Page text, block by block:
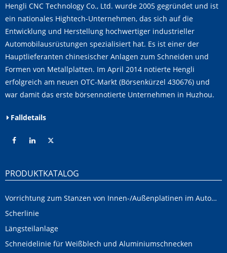
Hengli CNC Technology Co., Ltd. wurde 2005 gegründet und ist
ein nationales Hightech-Unternehmen, das sich auf die
Entwicklung und Herstellung hochwertiger industrieller
Automobilausrüstungen spezialisiert hat. Es ist einer der
Hauptlieferanten chinesischer Anlagen zum Schneiden und
Formen von Metallplatten. Im April 2014 notierte Hengli
erfolgreich am neuen OTC-Markt (Börsenkürzel 430676) und
war damit das erste börsennotierte Unternehmen in Huzhou.
Falldetails
PRODUKTKATALOG
Vorrichtung zum Stanzen von Innen-/Außenplatinen im Automobilbereich
Scherlinie
Längsteilanlage
Schneidelinie für Weißblech und Aluminiumschnecken